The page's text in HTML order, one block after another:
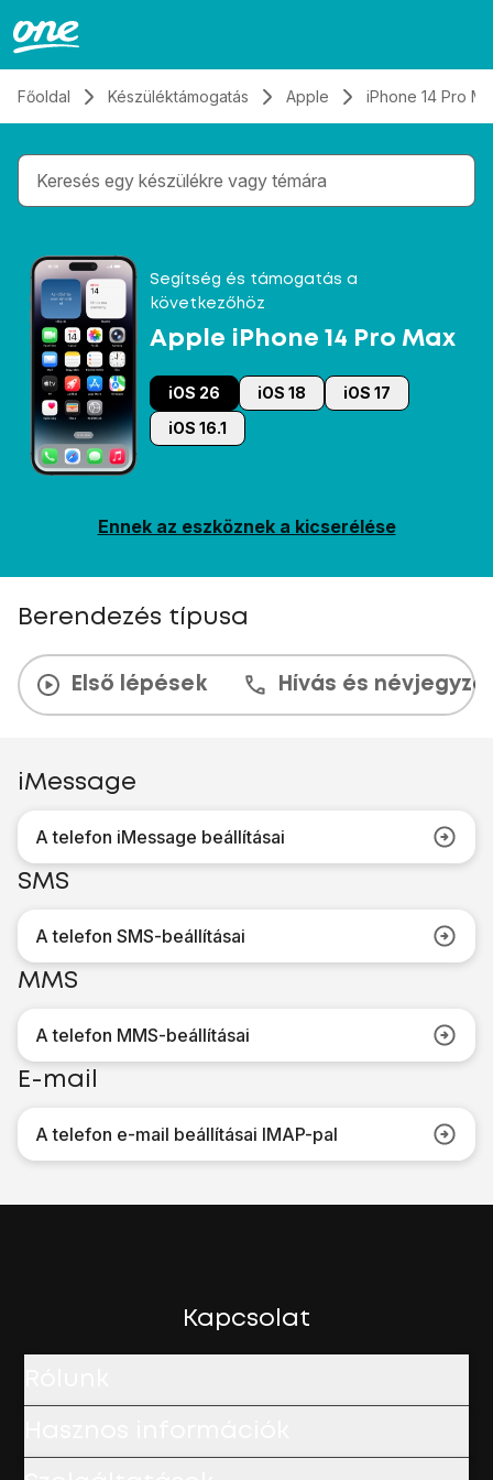
Főoldal Készüléktámogatás Apple iPhone 14 Pro
Gépelés közben megjelennek a keresési
Segítség és támogatás a
következőhöz
Apple iPhone 14 Pro Max
iOS 26 iOS 18
iOS 17
iOS 16.1
Ennek az eszköznek a kicserélése
Berendezés típusa
Első lépések Hívás és
iMessage
A telefon iMessage beállításai
SMS
A telefon SMS-beállításai
MMS
A telefon MMS-beállításai
E-mail
A telefon e-mail beállításai IMAP-pal
Kapcsolat